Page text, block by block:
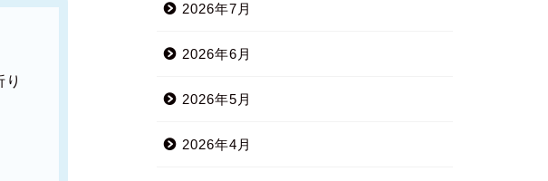
2026年7月
2026年6月
2026年5月
2026年4月